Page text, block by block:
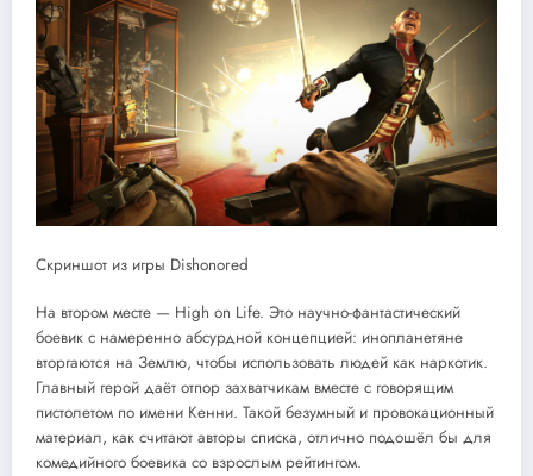
Скриншот из игры Dishonored
На втором месте — High on Life. Это научно-фантастический
боевик с намеренно абсурдной концепцией: инопланетяне
вторгаются на Землю, чтобы использовать людей как наркотик.
Главный герой даёт отпор захватчикам вместе с говорящим
пистолетом по имени Кенни. Такой безумный и провокационный
материал, как считают авторы списка, отлично подошёл бы для
комедийного боевика со взрослым рейтингом.